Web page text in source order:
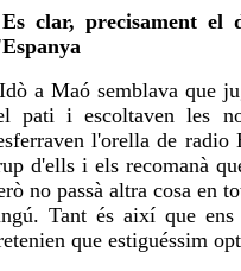
clar, precisament el
a Maó semblava que
pati i escoltaven les
l'orella de
d'ells i els recomanà
no passà altra cosa en
Tant és així que
que estiguéssim